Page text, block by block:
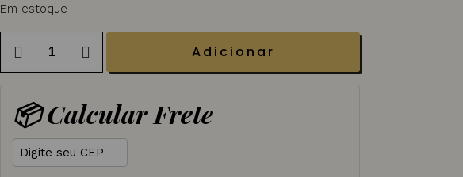
era:
R$ 189,00.
é:
R$ 169,00.
Em estoque
Branco
Rothchild
Adicionar
📦 Calcular Frete